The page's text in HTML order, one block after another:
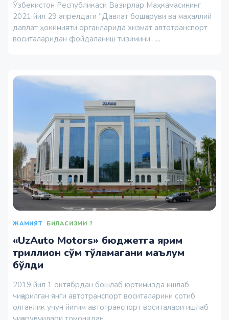
Ўзбекистон Республикаси Вазирлар Маҳкамасининг
2021 йил 29 апрелдаги “Давлат бошқаруви ва маҳаллий
давлат ҳокимияти органларида хизмат автотранспорт
воситаларидан фойдаланиш тизимини…...
ЖАМИЯТ БИЛАСИЗМИ ?
«UzAuto Motors» бюджетга ярим
триллион сўм тўламагани маълум
бўлди
2019 йил 1 октябрдан бошлаб юртимизда ишлаб
чиқарилган янги автотранспорт воситаларини сотиб
олганлик учун йиғим автотранспорт воситалари ишлаб